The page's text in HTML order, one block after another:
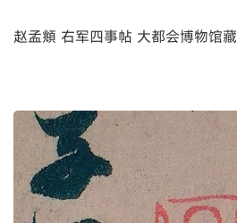
赵孟頫 右军四事帖 大都会博物馆藏